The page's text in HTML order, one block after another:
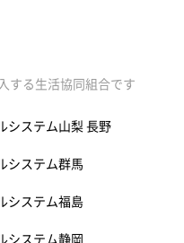
する生活協同組合です
システム山梨 長野
システム群馬
システム福島
システム静岡